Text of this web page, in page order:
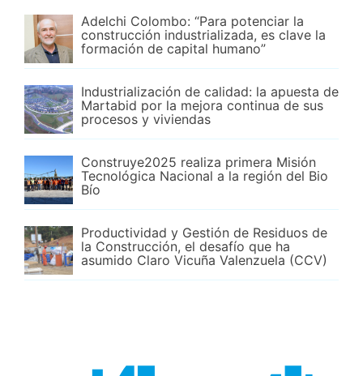
Adelchi Colombo: “Para potenciar la
construcción industrializada, es clave la
formación de capital humano”
Industrialización de calidad: la apuesta de
Martabid por la mejora continua de sus
procesos y viviendas
Construye2025 realiza primera Misión
Tecnológica Nacional a la región del Bio
Bío
Productividad y Gestión de Residuos de
la Construcción, el desafío que ha
asumido Claro Vicuña Valenzuela (CCV)